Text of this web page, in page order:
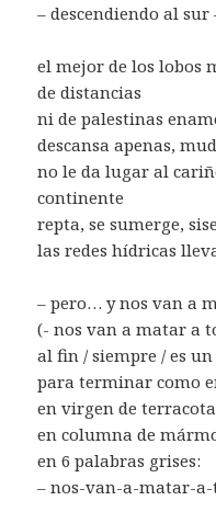
– descendiendo al sur
el mejor de los lobos
de distancias
ni de palestinas
descansa apenas,
no le da lugar al
continente
repta, se sumerge,
las redes hídricas
– pero… y nos van a
(- nos van a matar a
al fin / siempre / es
para terminar como
en virgen de
en columna de
en 6 palabras grises:
– nos-van-a-matar-a-